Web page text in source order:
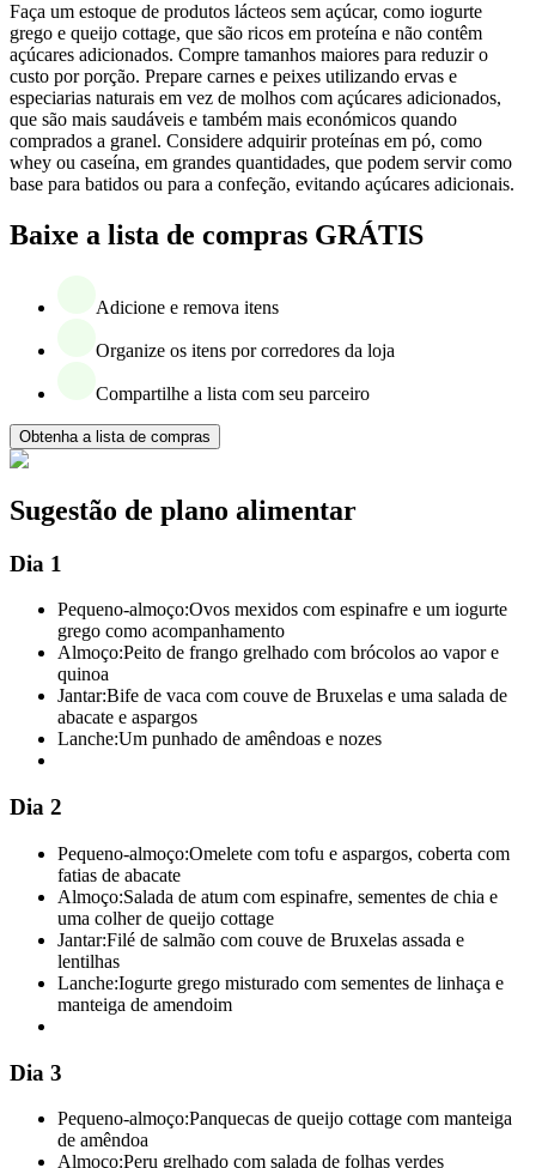
Faça um estoque de produtos lácteos sem açúcar, como iogurte
grego e queijo cottage, que são ricos em proteína e não contêm
açúcares adicionados. Compre tamanhos maiores para reduzir o
custo por porção. Prepare carnes e peixes utilizando ervas e
especiarias naturais em vez de molhos com açúcares adicionados,
que são mais saudáveis e também mais económicos quando
comprados a granel. Considere adquirir proteínas em pó, como
whey ou caseína, em grandes quantidades, que podem servir como
base para batidos ou para a confeção, evitando açúcares adicionais.
Baixe a lista de compras GRÁTIS
Adicione e remova itens
Organize os itens por corredores da loja
Compartilhe a lista com seu parceiro
Obtenha a lista de compras
Sugestão de plano alimentar
Dia 1
Pequeno-almoço:Ovos mexidos com espinafre e um iogurte
grego como acompanhamento
Almoço:Peito de frango grelhado com brócolos ao vapor e
quinoa
Jantar:Bife de vaca com couve de Bruxelas e uma salada de
abacate e aspargos
Lanche:Um punhado de amêndoas e nozes
Dia 2
Pequeno-almoço:Omelete com tofu e aspargos, coberta com
fatias de abacate
Almoço:Salada de atum com espinafre, sementes de chia e
uma colher de queijo cottage
Jantar:Filé de salmão com couve de Bruxelas assada e
lentilhas
Lanche:Iogurte grego misturado com sementes de linhaça e
manteiga de amendoim
Dia 3
Pequeno-almoço:Panquecas de queijo cottage com manteiga
de amêndoa
Almoço:Peru grelhado com salada de folhas verdes